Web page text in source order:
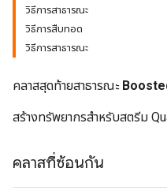
วิธีการสาธารณะ
วิธีการสืบทอด
วิธีการสาธารณะ
คลาสสุดท้ายสาธารณะ
สร้างทรัพยากรสำหรับสตรีม
คลาสที่ซ้อนกัน